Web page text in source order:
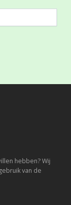
hebben? Wij
van de